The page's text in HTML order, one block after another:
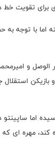
برای تقویت
با توجه به
و
بازیکن
اما
کند، مهره ای